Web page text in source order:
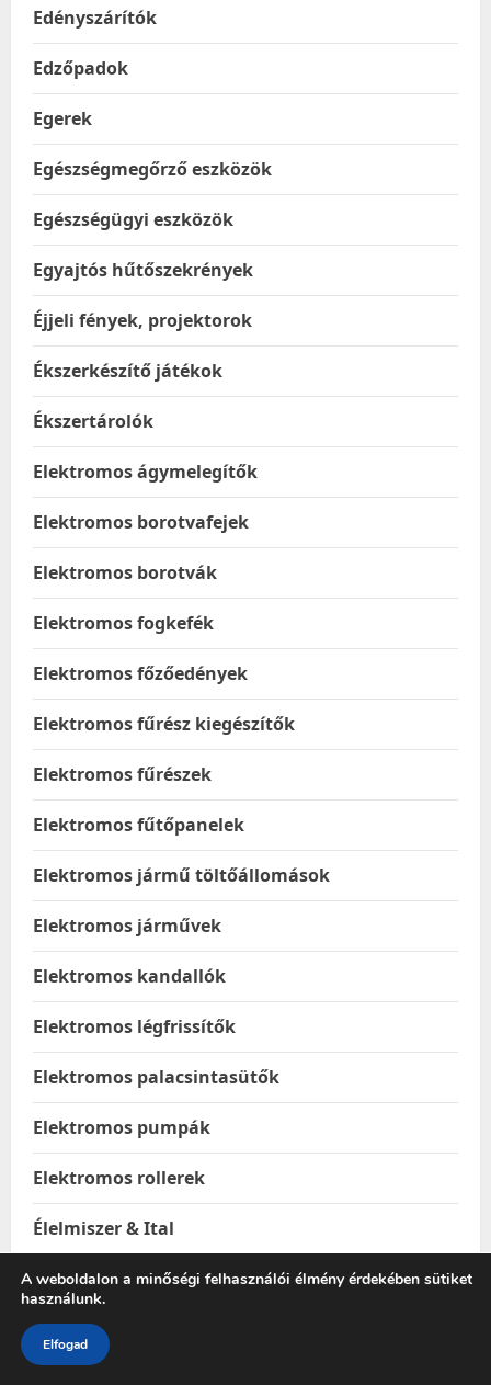
Edényszárítók
Edzőpadok
Egerek
Egészségmegőrző eszközök
Egészségügyi eszközök
Egyajtós hűtőszekrények
Éjjeli fények, projektorok
Ékszerkészítő játékok
Ékszertárolók
Elektromos ágymelegítők
Elektromos borotvafejek
Elektromos borotvák
Elektromos fogkefék
Elektromos főzőedények
Elektromos fűrész kiegészítők
Elektromos fűrészek
Elektromos fűtőpanelek
Elektromos jármű töltőállomások
Elektromos járművek
Elektromos kandallók
Elektromos légfrissítők
Elektromos palacsintasütők
Elektromos pumpák
Elektromos rollerek
Élelmiszer & Ital
Élelmiszerek
Elemek
A weboldalon a minőségi felhasználói élmény érdekében sütiket
használunk.
Elfogad